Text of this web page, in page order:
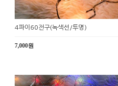
4파이60전구(녹색선/투명)
7,000원